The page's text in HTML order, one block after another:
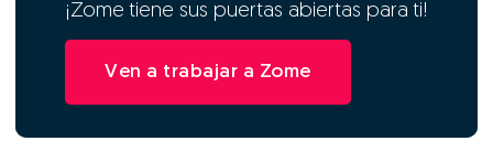
¡Zome tiene sus puertas abiertas para ti!
Ven a trabajar a Zome